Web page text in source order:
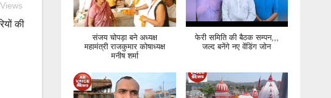
Views
की
संजय चोपड़ा बने अध्यक्ष
महामंत्री राजकुमार कोषाध्यक्ष
मनीष शर्मा
फेरी समिति की बैठक सम्पन,,,
जल्द बनेंगे नए वेंडिंग जोन